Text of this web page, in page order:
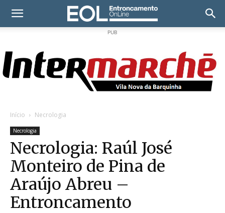
PUB
Início Necrologia
Necrologia
Necrologia: Raúl José
Monteiro de Pina de
Araújo Abreu –
Entroncamento